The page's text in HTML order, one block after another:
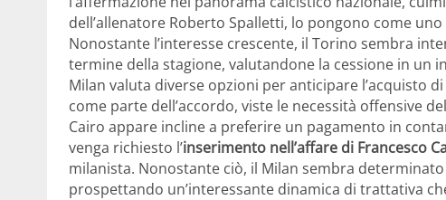
dell’allenatore Roberto Spalletti, lo pongono come
Nonostante l’interesse crescente, il Torino sembra
termine della stagione, valutandone la cessione in un
Milan valuta diverse opzioni per anticipare l’acquisto
come parte dell’accordo, viste le necessità offensive
Cairo appare incline a preferire un pagamento in
venga richiesto l’inserimento nell’affare di Francesco
milanista. Nonostante ciò, il Milan sembra
prospettando un’interessante dinamica di trattativa